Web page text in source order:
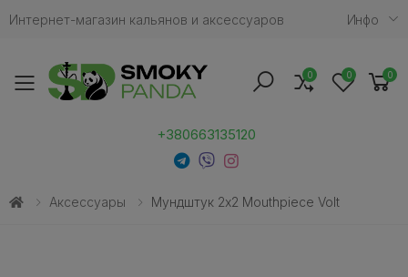
Интернет-магазин кальянов и аксессуаров Инфо
Toggle mobile menu
+380663135120
0 0 0
Аксессуары Мундштук 2x2 Mouthpiece Volt